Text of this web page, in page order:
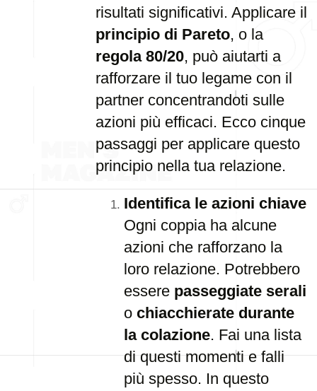
risultati significativi. Applicare il
principio di Pareto, o la
regola 80/20, può aiutarti a
rafforzare il tuo legame con il
partner concentrandoti sulle
azioni più efficaci. Ecco cinque
passaggi per applicare questo
principio nella tua relazione.
Identifica le azioni chiave
Ogni coppia ha alcune
azioni che rafforzano la
loro relazione. Potrebbero
essere passeggiate serali
o chiacchierate durante
la colazione. Fai una lista
di questi momenti e falli
più spesso. In questo